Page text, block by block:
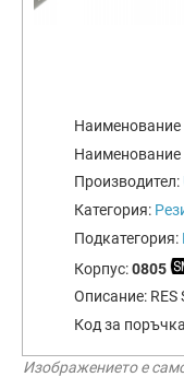
Наименование
Наименование
Производител:
Категория:
Подкатегория:
Корпус:0805
Описание:
Код за
Изображението е